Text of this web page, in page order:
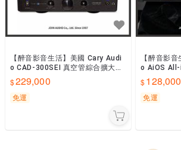
【醉音影音生活】美國 Cary Audi
o CAD-300SEI 真空管綜合擴大機.
台灣公司貨
229,000
免運
【醉音影
o AiOS
放器/播放
128,000
免運